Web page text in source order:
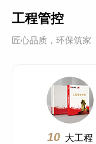
工程管控
匠心品质，环保筑家
10 大工程